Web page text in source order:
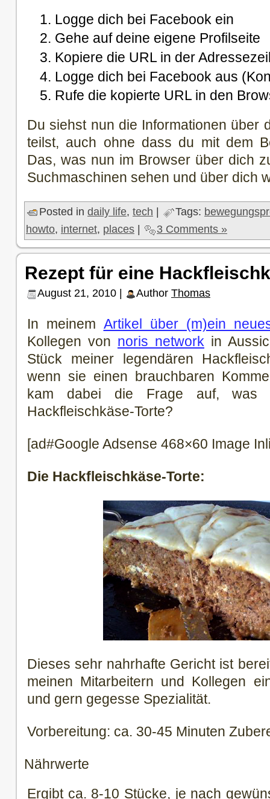
Logge dich bei Facebook ein
Gehe auf deine eigene Profilseite
Kopiere die URL in der
Logge dich bei Facebook aus
Rufe die kopierte URL in den
Du siehst nun die Informationen über
teilst, auch ohne dass du mit dem
Das, was nun im Browser über dich
Suchmaschinen sehen und über dich
Posted in daily life, tech Tags:
howto, internet, places 3 Comments »
Rezept für eine
August 21, 2010 | Author Thomas
In meinem Artikel über (m)ein
Kollegen von noris network in
Stück meiner legendären
wenn sie einen brauchbaren
kam dabei die Frage auf, was
Hackfleischkäse-Torte?
[ad#Google Adsense 468×60 Image
Die Hackfleischkäse-Torte:
Dieses sehr nahrhafte Gericht ist
meinen Mitarbeitern und Kollegen
und gern gegesse Spezialität.
Vorbereitung: ca. 30-45 Minuten
Nährwerte
Ergibt ca. 8-10 Stücke, je nach